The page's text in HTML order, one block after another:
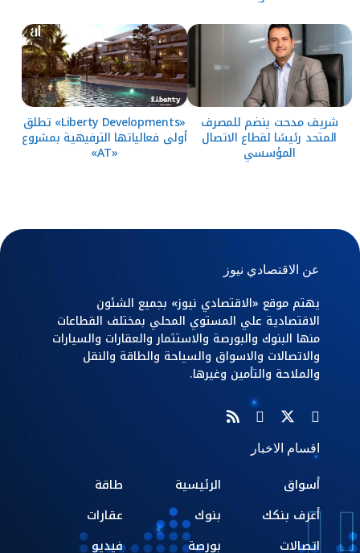
شريف مدحت ينضم للمصرف
المتحد رئيسًا لقطاع الاتصال
المؤسسي
«Liberty Developments» تطلق
أولى فعالياتها الترفيهية بمشروع
«AT»
عن الاقتصادي نيوز
يهتم موقع «الاقتصادي نيوز» بجميع الشئون
الاقتصادية علي المستوي المحلي بمختلف القطاعات
منها البنوك والبورصة والاستثمار والعقارات والسيارات
والاتصالات والاسواق والسياحة والطاقة والنقل
والملاحة والتأمين وغيرها.
اقسام الاخبار
أسواق
أعرف بنكك
اتصالات
الرئيسية
بنوك
بورصة
طاقة
عقارات
فيديو